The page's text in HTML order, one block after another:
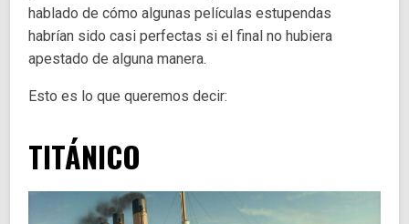
hablado de cómo algunas películas estupendas
habrían sido casi perfectas si el final no hubiera
apestado de alguna manera.
Esto es lo que queremos decir:
TITÁNICO